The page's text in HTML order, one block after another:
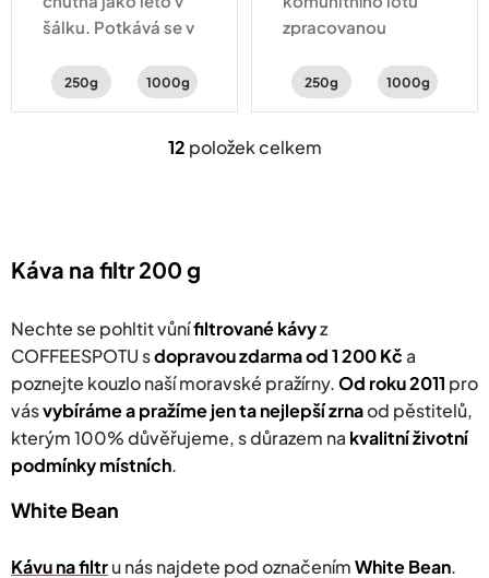
šálku. Potkává se v
pomeranč a jemný
250g 1000g
zpracovanou
nabízející svěží chuť
250g 1000g
O
p
r
v
k
y
v
ý
12 položek celkem
Káva na filtr 200 g
Nechte se pohltit vůnífiltrovanékávyz
COFFEESPOTU sdopravou zdarma od 1 200 Kča
poznejte kouzlo naší moravské pražírny.Od roku 2011 pro
vásvybíráme a pražíme jen ta nejlepší zrnaod pěstitelů,
kterým 100% důvěřujeme, s důrazem na kvalitní životní
podmínky místních.
White Bean
Kávu na filtru nás najdete pod označenímWhite Bean.